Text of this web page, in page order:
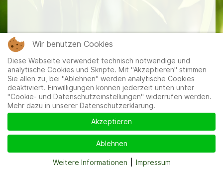
Mitglieder|Impressum|Datenschutzerklärung|Cookie-
und Datenschutzeinstellungen
Wir benutzen Cookies
Diese Webseite verwendet technisch notwendige und
analytische Cookies und Skripte. Mit "Akzeptieren" stimmen
Sie allen zu, bei "Ablehnen" werden analytische Cookies
deaktiviert. Einwilligungen können jederzeit unten unter
"Cookie- und Datenschutzeinstellungen" widerrufen werden.
Mehr dazu in unserer Datenschutzerklärung.
Akzeptieren
Ablehnen
Weitere Informationen Impressum